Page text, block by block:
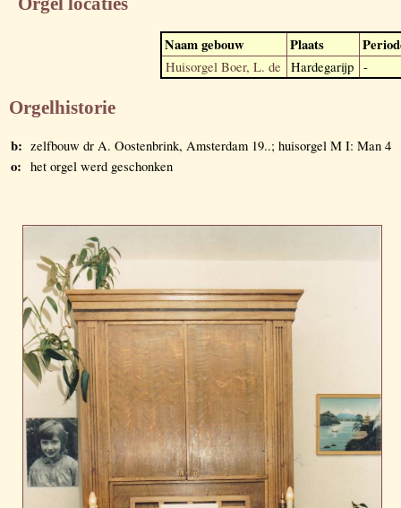
Naam gebouw Plaats
Huisorgel Boer, L. de Hardegarijp -
Orgelhistorie
b: zelfbouw dr A. Oostenbrink, Amsterdam 19..; huisorgel M I: Man 4
o: het orgel werd geschonken